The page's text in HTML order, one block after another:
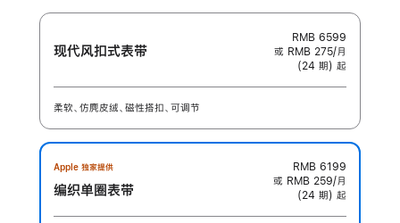
现代风扣式表带
RMB 6599
或 RMB 275/月
(24 期) 起
柔软、仿麂皮绒、磁性搭扣、可调节
Apple 独家提供
编织单圈表带
RMB 6199
或 RMB 259/月
(24 期) 起